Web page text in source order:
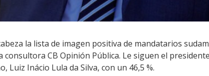
la lista de imagen positiva de mandatarios
consultora CB Opinión Pública. Le siguen el
Luiz Inácio Lula da Silva, con un 46,5 %.